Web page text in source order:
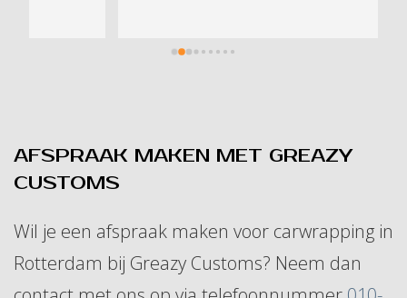
AFSPRAAK MAKEN MET GREAZY
CUSTOMS
Wil je een afspraak maken voor carwrapping in
Rotterdam bij Greazy Customs? Neem dan